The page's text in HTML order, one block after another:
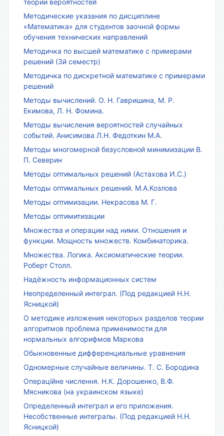
теории вероятностей
Методические указания по дисциплине
«Математика» для студентов заочной формы
обучения технических направлений
Методичка по высшей математике с примерами
решений (3й семестр)
Методичка по дискретной математике с примерами
решений
Методы вычислений. О. Н. Гавришина, М. Р.
Екимова, Л. Н. Фомина.
Методы вычисления вероятностей случайных
событий. Анисимова Л.Н. Федоткин М.А.
Методы многомерной безусловной минимизации В.
П. Северин
Методы оптимальных решений (Астахова И.С.)
Методы оптимальных решений. М.А.Козлова
Методы оптимизации. Некрасова М. Г.
Методы оптимитизации
Множества и операции над ними. Отношения и
функции. Мощность множеств. Комбинаторика.
Множества. Логика. Аксиоматические теории.
Роберт Столл.
Надёжность информационных систем
Неопределенный интеграл. (Под редакцией Н.Н.
Ясницкой)
О методике изложения некоторых разделов теории
алгоритмов проблема применимости для
нормальных алгорифмов Маркова
Обыкновенные дифференциальные уравнения
Одномерные случайные величины. Т. С. Бородина
Операційне числення. Н.К. Дорошенко, В.Ф.
Мясникова (на украинском языке)
Определенный интеграл и его приложения.
Несобственные интегралы. (Под редакцией Н.Н.
Ясницкой)